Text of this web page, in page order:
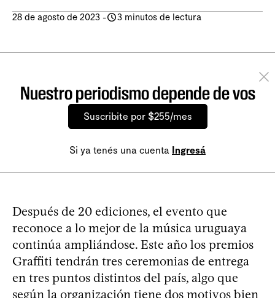
28 de agosto de 2023 - 3 minutos de lectura
Nuestro periodismo depende de vos
Suscribite por $255/mes
Si ya tenés una cuenta Ingresá
Después de 20 ediciones, el evento que
reconoce a lo mejor de la música uruguaya
continúa ampliándose. Este año los premios
Graffiti tendrán tres ceremonias de entrega
en tres puntos distintos del país, algo que
según la organización tiene dos motivos bien